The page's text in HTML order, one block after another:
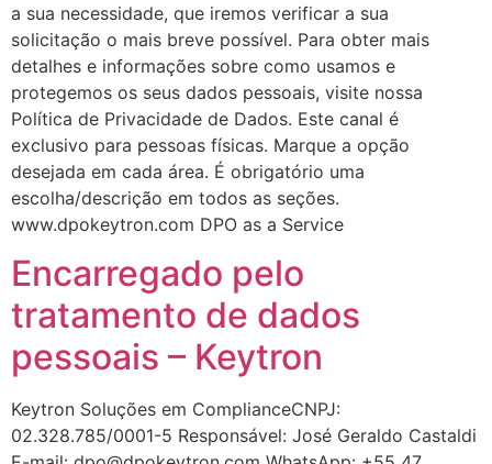
a sua necessidade, que iremos verificar a sua
solicitação o mais breve possível. Para obter mais
detalhes e informações sobre como usamos e
protegemos os seus dados pessoais, visite nossa
Política de Privacidade de Dados. Este canal é
exclusivo para pessoas físicas. Marque a opção
desejada em cada área. É obrigatório uma
escolha/descrição em todos as seções.
www.dpokeytron.com DPO as a Service
Encarregado pelo
tratamento de dados
pessoais – Keytron
Keytron Soluções em ComplianceCNPJ:
02.328.785/0001-5 Responsável: José Geraldo Castaldi